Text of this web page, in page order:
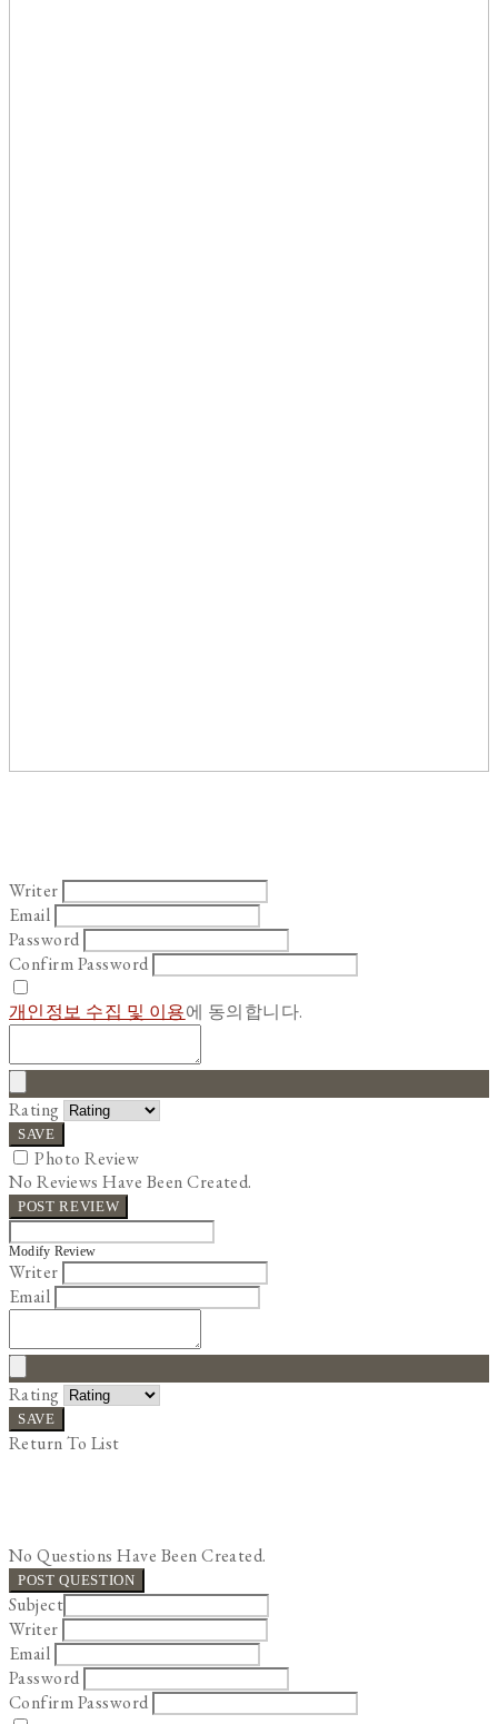
Writer
Email
Password
Confirm Password
개인정보 수집 및 이용에 동의합니다.
Rating
SAVE
Photo Review
No Reviews Have Been Created.
POST REVIEW
Modify Review
Writer
Email
Rating
SAVE
Return To List
No Questions Have Been Created.
POST QUESTION
Subject
Writer
Email
Password
Confirm Password